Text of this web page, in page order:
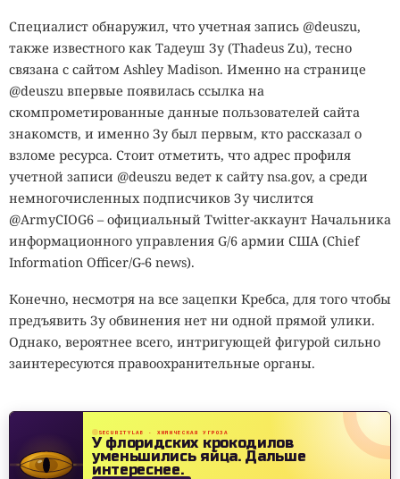
Специалист обнаружил, что учетная запись @deuszu,
также известного как Тадеуш Зу (Thadeus Zu), тесно
связана с сайтом Ashley Madison. Именно на странице
@deuszu впервые появилась ссылка на
скомпрометированные данные пользователей сайта
знакомств, и именно Зу был первым, кто рассказал о
взломе ресурса. Стоит отметить, что адрес профиля
учетной записи @deuszu ведет к сайту nsa.gov, а среди
немногочисленных подписчиков Зу числится
@ArmyCIOG6 – официальный Twitter-аккаунт Начальника
информационного управления G/6 армии США (Chief
Information Officer/G-6 news).
Конечно, несмотря на все зацепки Кребса, для того чтобы
предъявить Зу обвинения нет ни одной прямой улики.
Однако, вероятнее всего, интригующей фигурой сильно
заинтересуются правоохранительные органы.
SECURITYLAB · ХИМИЧЕСКАЯ УГРОЗА
У флоридских крокодилов
уменьшились яйца.Дальше
интереснее.